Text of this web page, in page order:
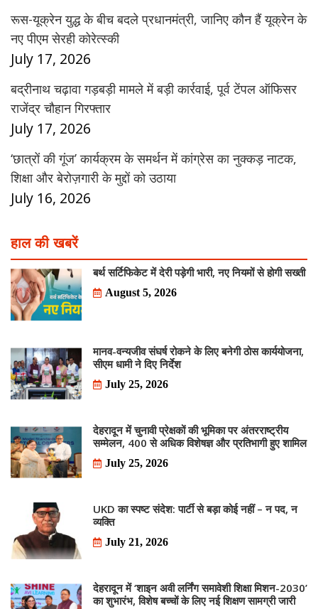
रूस-यूक्रेन युद्ध के बीच बदले प्रधानमंत्री, जानिए कौन हैं यूक्रेन के
नए पीएम सेरही कोरेत्स्की
July 17, 2026
बद्रीनाथ चढ़ावा गड़बड़ी मामले में बड़ी कार्रवाई, पूर्व टेंपल ऑफिसर
राजेंद्र चौहान गिरफ्तार
July 17, 2026
‘छात्रों की गूंज’ कार्यक्रम के समर्थन में कांग्रेस का नुक्कड़ नाटक,
शिक्षा और बेरोज़गारी के मुद्दों को उठाया
July 16, 2026
हाल की खबरें
बर्थ सर्टिफिकेट में देरी पड़ेगी भारी, नए नियमों से होगी सख्ती
August 5, 2026
मानव-वन्यजीव संघर्ष रोकने के लिए बनेगी ठोस कार्ययोजना,
सीएम धामी ने दिए निर्देश
July 25, 2026
देहरादून में चुनावी प्रेक्षकों की भूमिका पर अंतरराष्ट्रीय
सम्मेलन, 400 से अधिक विशेषज्ञ और प्रतिभागी हुए शामिल
July 25, 2026
UKD का स्पष्ट संदेश: पार्टी से बड़ा कोई नहीं – न पद, न
व्यक्ति
July 21, 2026
देहरादून में ‘शाइन अवी लर्निंग समावेशी शिक्षा मिशन-2030’
का शुभारंभ, विशेष बच्चों के लिए नई शिक्षण सामग्री जारी